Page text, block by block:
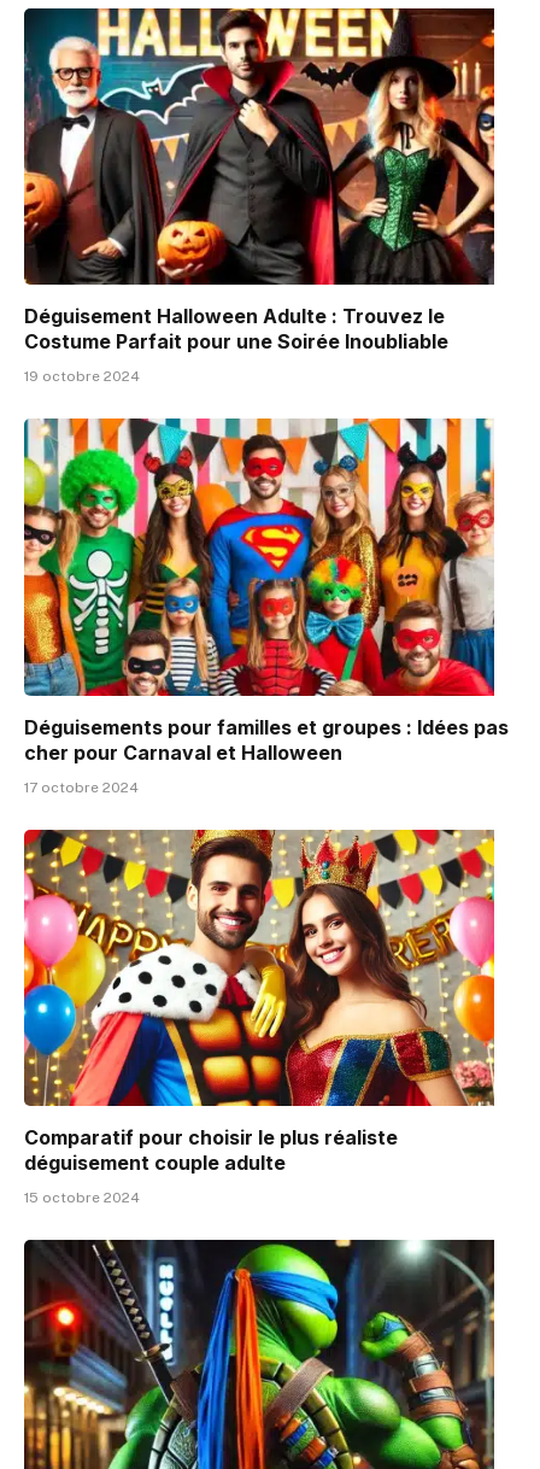
Déguisement Halloween Adulte : Trouvez le
Costume Parfait pour une Soirée Inoubliable
19 octobre 2024
Déguisements pour familles et groupes : Idées pas
cher pour Carnaval et Halloween
17 octobre 2024
Comparatif pour choisir le plus réaliste
déguisement couple adulte
15 octobre 2024